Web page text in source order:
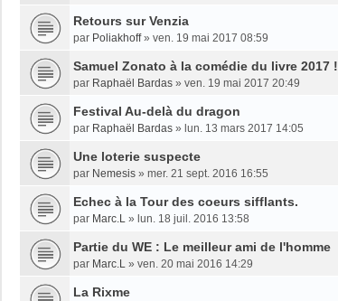
Retours sur Venzia
par Poliakhoff» ven. 19 mai 2017 08:59
Samuel Zonato à la comédie du livre 2017 !
par Raphaël Bardas » ven. 19 mai 2017 20:49
Festival Au-delà du dragon
par Raphaël Bardas » lun. 13 mars 2017 14:05
Une loterie suspecte
par Nemesis » mer. 21 sept. 2016 16:55
Echec à la Tour des coeurs sifflants.
par Marc.L » lun. 18 juil. 2016 13:58
Partie du WE : Le meilleur ami de l'homme
par Marc.L » ven. 20 mai 2016 14:29
La Rixme